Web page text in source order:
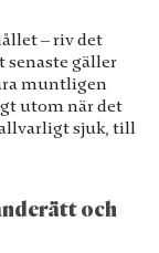
– riv det
senaste gäller
muntligen
utom när det
sjuk, till
och